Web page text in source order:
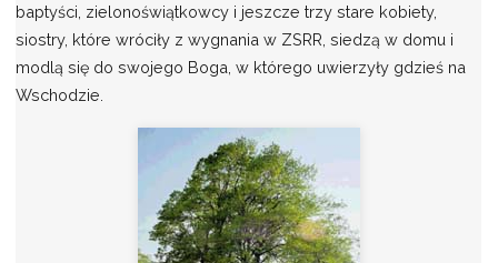
baptyści, zielonoświątkowcy i jeszcze trzy stare kobiety,
siostry, które wróciły z wygnania w ZSRR, siedzą w domu i
modlą się do swojego Boga, w którego uwierzyły gdzieś na
Wschodzie.